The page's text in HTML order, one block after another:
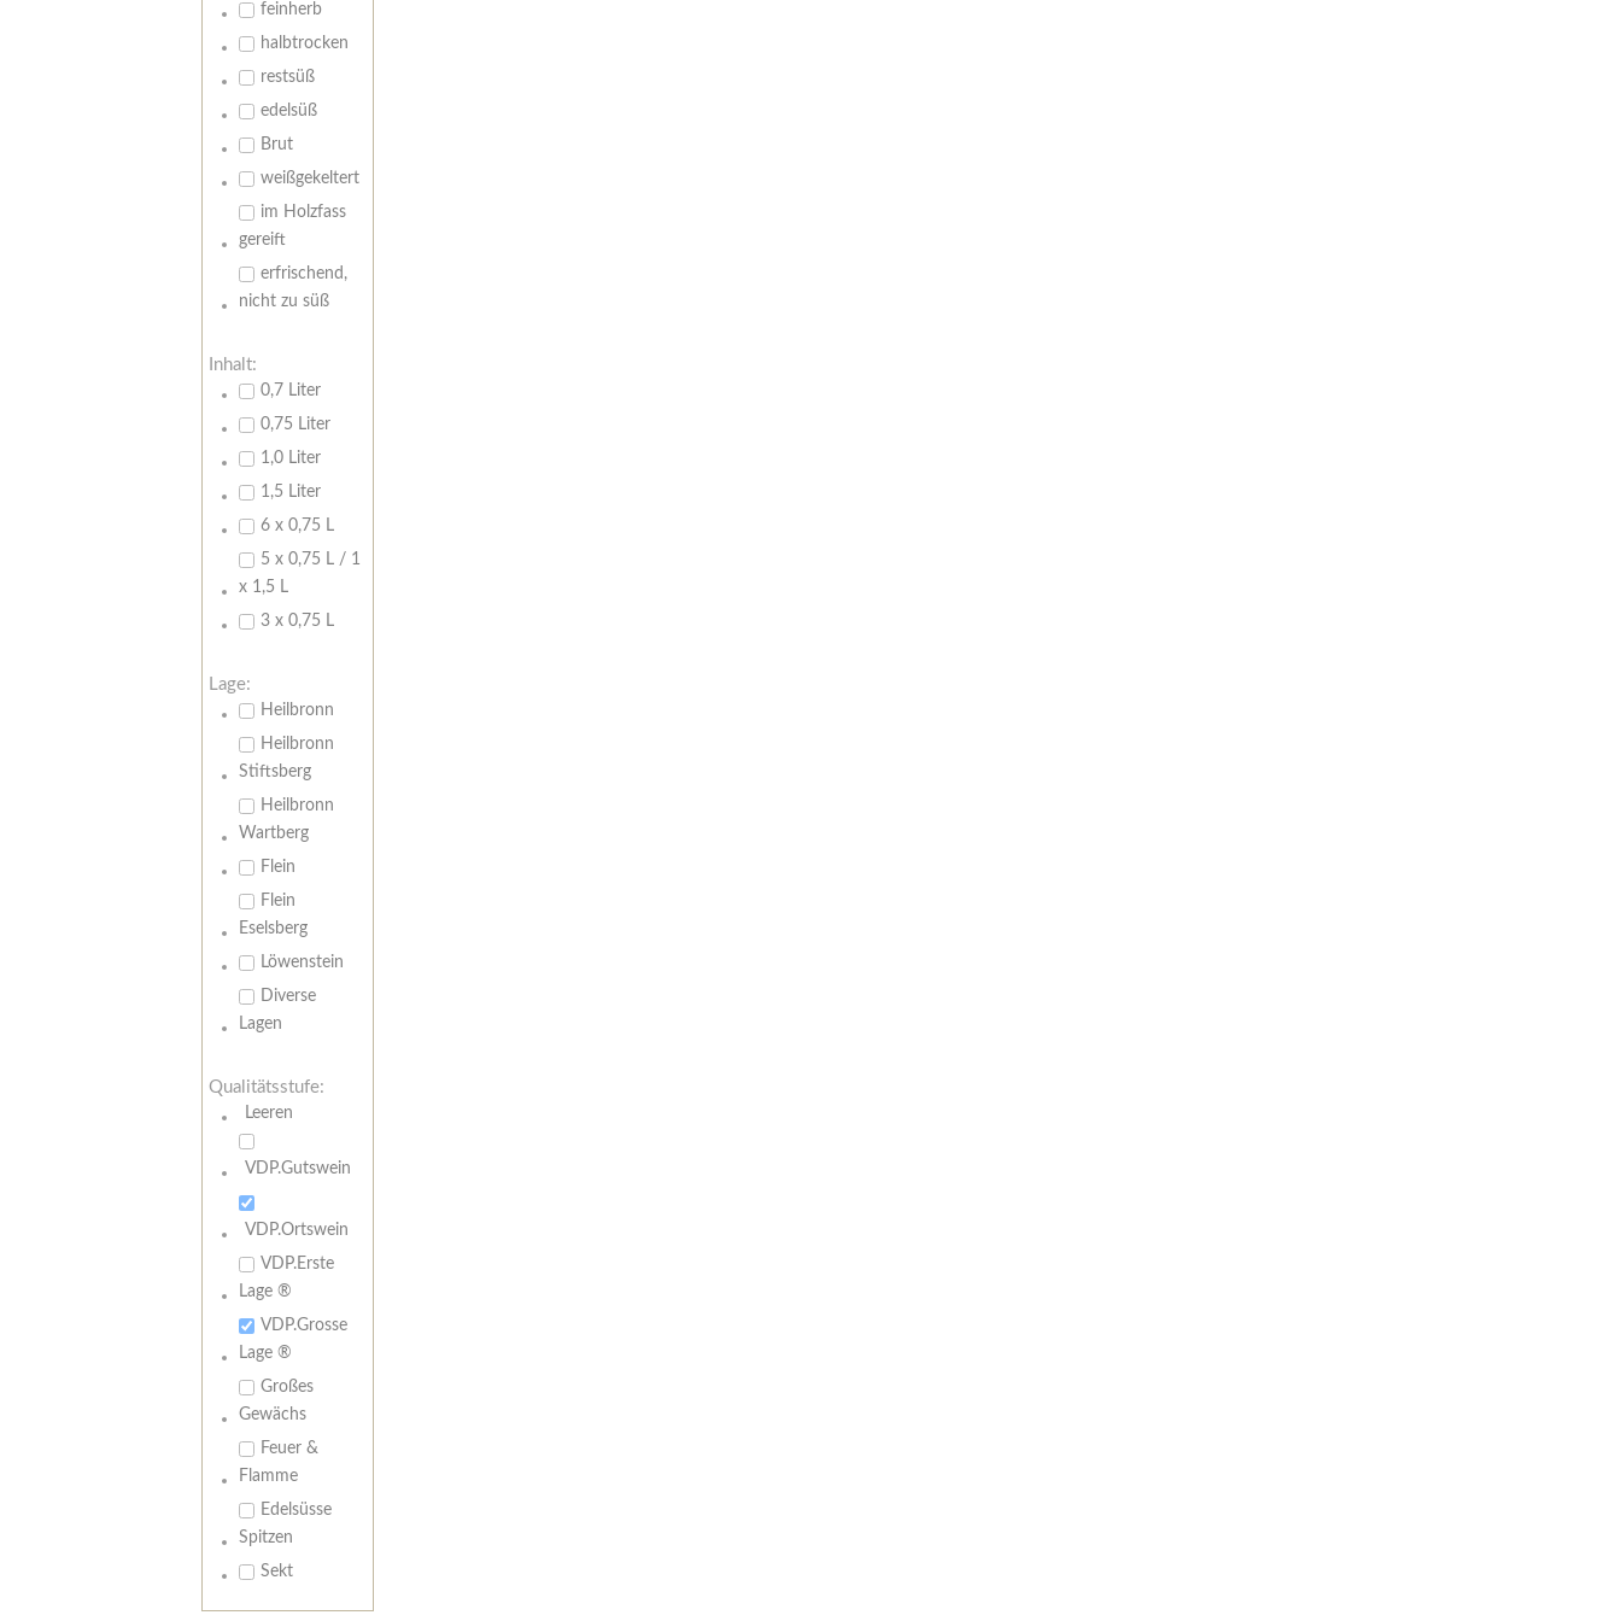
feinherb
halbtrocken
restsüß
edelsüß
Brut
weißgekeltert
im Holzfass
gereift
erfrischend,
nicht zu süß
Inhalt:
0,7 Liter
0,75 Liter
1,0 Liter
1,5 Liter
6 x 0,75 L
5 x 0,75 L / 1
x 1,5 L
3 x 0,75 L
Lage:
Heilbronn
Heilbronn
Stiftsberg
Heilbronn
Wartberg
Flein
Flein
Eselsberg
Löwenstein
Diverse
Lagen
Qualitätsstufe:
Leeren
VDP.Gutswein
VDP.Ortswein
VDP.Erste
Lage ®
VDP.Grosse
Lage ®
Großes
Gewächs
Feuer &
Flamme
Edelsüsse
Spitzen
Sekt